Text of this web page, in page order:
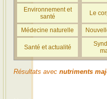
Environnement et
santé
Le
Médecine naturelle
Santé et actualité
Résultats avec nutriments